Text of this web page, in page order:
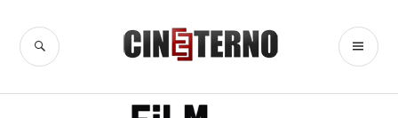
para
conteúdo
Cine Eterno
BUSCA